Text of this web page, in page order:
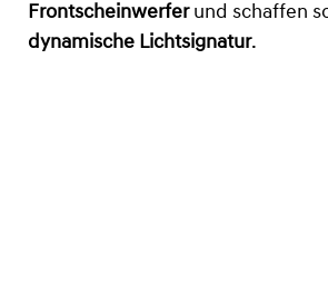
Frontscheinwerferund schaffen
dynamische Lichtsignatur.